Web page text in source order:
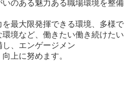
のある魅力ある職場環境を整備
最大限発揮できる環境、多様で
境など、働きたい働き続けたい
、エンゲージメン
めます。